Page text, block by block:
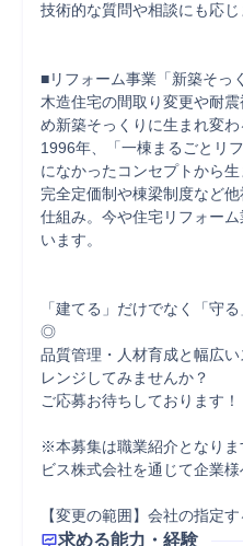
技術的な質問や相談にも応じ
■リフォーム事業「新築そっ
木造住宅の間取り変更や耐
め新築そっくりに生まれ変わ
1996年、「一棟まるごとリ
になかったコンセプトから
完全定価制や棟梁制度など
仕組み。今や住宅リフォー
います。
「建てる」だけでなく「守
◎
品質管理・人材育成と幅広
レンジしてみませんか？
ご応募お待ちしております！
※本募集は職業紹介となり
ビス株式会社を通じて企業
【変更の範囲】会社の指定
求める能力・経験